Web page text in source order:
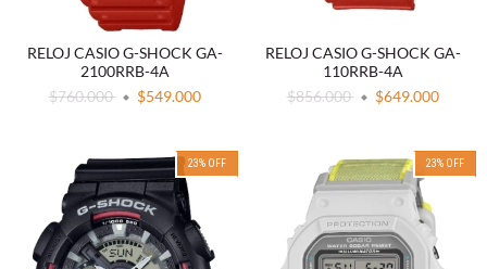
RELOJ CASIO G-SHOCK GA-
2100RRB-4A
$760.000
$549.000
RELOJ CASIO G-SHOCK GA-
110RRB-4A
$856.000
$649.000
23% OFF 23% OFF